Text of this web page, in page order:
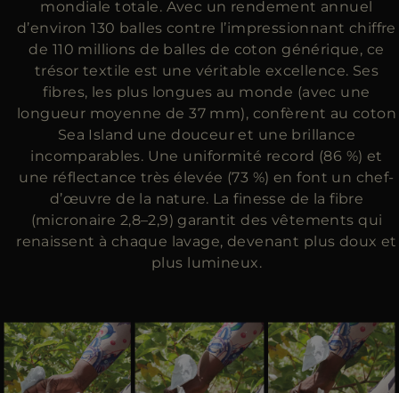
mondiale totale. Avec un rendement annuel
d’environ 130 balles contre l’impressionnant chiffre
de 110 millions de balles de coton générique, ce
trésor textile est une véritable excellence. Ses
fibres, les plus longues au monde (avec une
longueur moyenne de 37 mm), confèrent au coton
Sea Island une douceur et une brillance
incomparables. Une uniformité record (86 %) et
une réflectance très élevée (73 %) en font un chef-
d’œuvre de la nature. La finesse de la fibre
(micronaire 2,8–2,9) garantit des vêtements qui
renaissent à chaque lavage, devenant plus doux et
plus lumineux.